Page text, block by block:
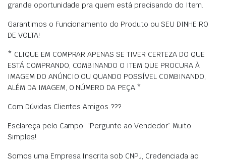
grande oportunidade pra quem está precisando do Item.
Garantimos o Funcionamento do Produto ou SEU DINHEIRO
DE VOLTA!
* CLIQUE EM COMPRAR APENAS SE TIVER CERTEZA DO QUE
ESTÁ COMPRANDO, COMBINANDO O ITEM QUE PROCURA À
IMAGEM DO ANÚNCIO OU QUANDO POSSÍVEL COMBINANDO,
ALÉM DA IMAGEM, O NÚMERO DA PEÇA.*
Com Dúvidas Clientes Amigos ???
Esclareça pelo Campo: “Pergunte ao Vendedor” Muito
Simples!
Somos uma Empresa Inscrita sob CNPJ, Credenciada ao